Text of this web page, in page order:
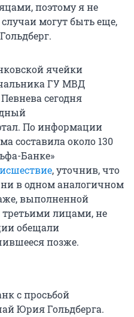
поэтому я не
могут быть еще,
ячейки
ГУ МВД
сегодня
По информации
составила около 130
Банке»
, уточнив, что
ни в одном аналогичном
выполненной
лицами, не
обещали
позже.
с просьбой
Юрия Гольдберга.